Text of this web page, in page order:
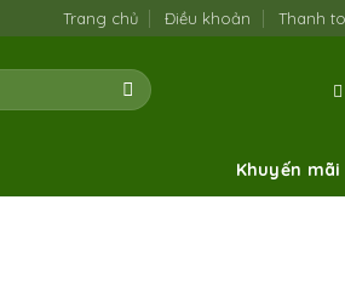
Trang chủ Điều khoản Thanh
Khuyến mãi